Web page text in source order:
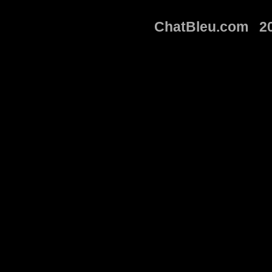
ChatBleu.com